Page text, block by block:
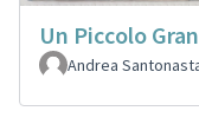
Un Piccolo
Andrea